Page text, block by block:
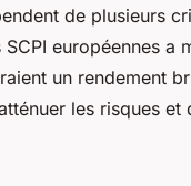
de plusieurs
européennes a
un rendement
les risques